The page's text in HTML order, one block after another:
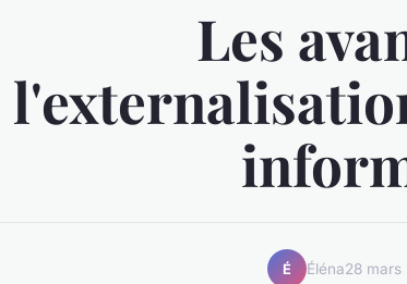
Les
É Éléna28 mars